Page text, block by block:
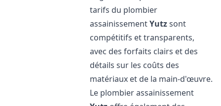
tarifs du plombier
assainissementYutzsont
compétitifs et transparents,
avec des forfaits clairs et des
détails sur les coûts des
matériaux et de la main-d'œuvre.
Le plombier assainissement